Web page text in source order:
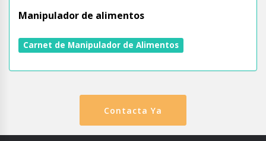
Manipulador de alimentos
Carnet de Manipulador de Alimentos
Contacta Ya